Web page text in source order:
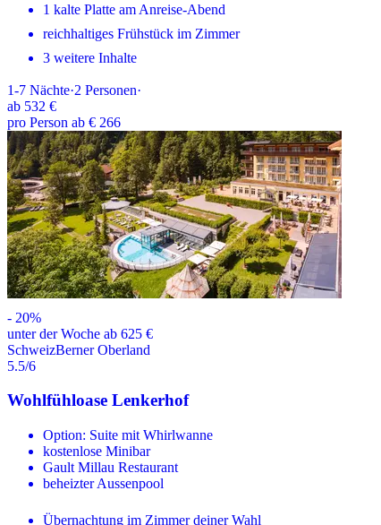
1 kalte Platte am Anreise-Abend
reichhaltiges Frühstück im Zimmer
3 weitere Inhalte
1-7 Nächte·2 Personen·
ab 532 €
pro Person ab € 266
- 20%
unter der Woche ab 625 €
SchweizBerner Oberland
5.5/6
Wohlfühloase Lenkerhof
Option: Suite mit Whirlwanne
kostenlose Minibar
Gault Millau Restaurant
beheizter Aussenpool
Übernachtung im Zimmer deiner Wahl